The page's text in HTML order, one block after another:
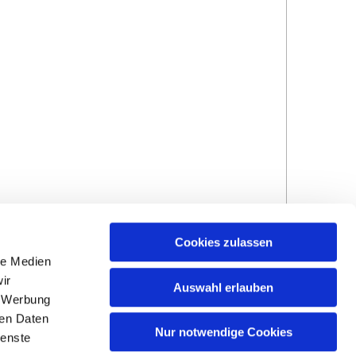
Medien
Daten
Cookies zulassen
Auswahl erlauben
Nur notwendige Cookies
Impressum und